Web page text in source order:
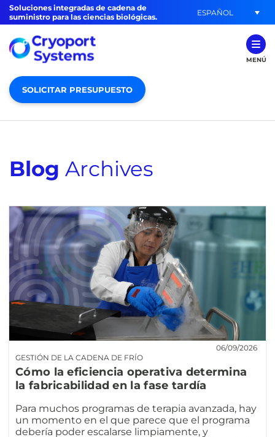
Soluciones integradas de cadena de
suministro para las ciencias biológicas.
ESPAÑOL
MENÚ
SOLICITAR PRESUPUESTO
Blog Archives
GESTIÓN DE LA CADENA DE FRÍO
06/09/2026
Cómo la eficiencia operativa determina
la fabricabilidad en la fase tardía
Para muchos programas de terapia avanzada, hay
un momento en el que parece que el programa
debería poder escalarse limpiamente, y